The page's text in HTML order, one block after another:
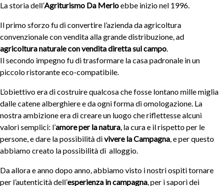
La storia dell’Agriturismo Da Merloebbe inizio nel 1996.
Il primo sforzo fu di convertire l’azienda da agricoltura
convenzionale con vendita alla grande distribuzione, ad
agricoltura naturale con vendita diretta sul campo.
Il secondo impegno fu di trasformare la casa padronale in un
piccolo ristorante eco-compatibile.
L’obiettivo era di costruire qualcosa che fosse lontano mille miglia
dalle catene alberghiere e da ogni forma di omologazione. La
nostra ambizione era di creare un luogo che riflettesse alcuni
valori semplici: l’amore per la natura, la cura e il rispetto per le
persone, e dare la possibilità divivere la Campagna, e per questo
abbiamo creato la possibilità di alloggio.
Da allora e anno dopo anno, abbiamo visto i nostri ospiti tornare
per l’autenticità dell’esperienza in campagna, per i sapori dei